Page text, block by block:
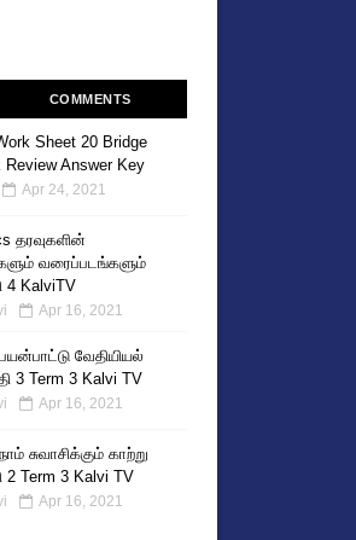
COMMENTS
Sheet 20 Bridge
Review Answer Key
Apr 24, 2021
தரவுகளின்
வரைப்படங்களும்
4 KalviTV
Apr 16, 2021
வேதியியல்
3 Term 3 Kalvi TV
Apr 16, 2021
சுவாசிக்கும் காற்று
2 Term 3 Kalvi TV
Apr 16, 2021